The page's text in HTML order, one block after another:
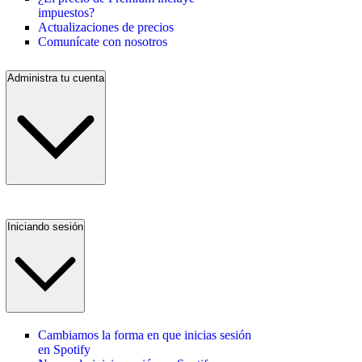
impuestos?
Actualizaciones de precios
Comunícate con nosotros
Administra tu cuenta
Iniciando sesión
Cambiamos la forma en que inicias sesión
en Spotify